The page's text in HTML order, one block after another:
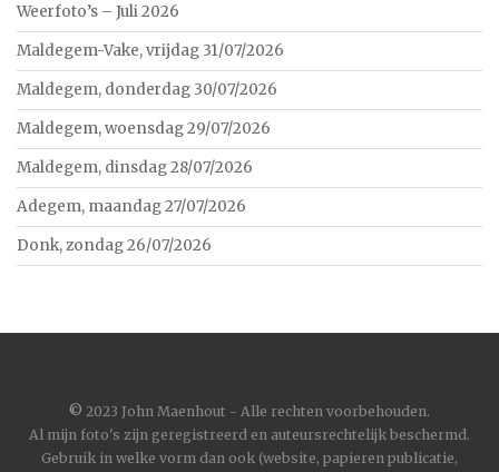
Weerfoto’s – Juli 2026
Maldegem-Vake, vrijdag 31/07/2026
Maldegem, donderdag 30/07/2026
Maldegem, woensdag 29/07/2026
Maldegem, dinsdag 28/07/2026
Adegem, maandag 27/07/2026
Donk, zondag 26/07/2026
© 2023 John Maenhout - Alle rechten voorbehouden.
Al mijn foto's zijn geregistreerd en auteursrechtelijk beschermd.
Gebruik in welke vorm dan ook (website, papieren publicatie,